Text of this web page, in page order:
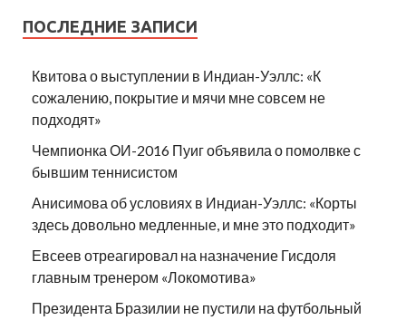
ПОСЛЕДНИЕ ЗАПИСИ
Квитова о выступлении в Индиан-Уэллс: «К
сожалению, покрытие и мячи мне совсем не
подходят»
Чемпионка ОИ-2016 Пуиг объявила о помолвке с
бывшим теннисистом
Анисимова об условиях в Индиан-Уэллс: «Корты
здесь довольно медленные, и мне это подходит»
Евсеев отреагировал на назначение Гисдоля
главным тренером «Локомотива»
Президента Бразилии не пустили на футбольный